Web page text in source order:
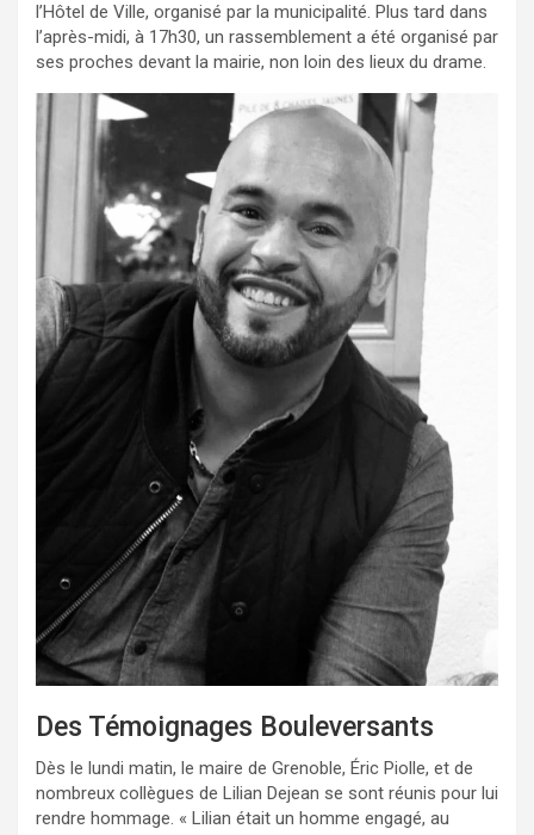
l’Hôtel de Ville, organisé par la municipalité. Plus tard dans
l’après-midi, à 17h30, un rassemblement a été organisé par
ses proches devant la mairie, non loin des lieux du drame.
Des Témoignages Bouleversants
Dès le lundi matin, le maire de Grenoble, Éric Piolle, et de
nombreux collègues de Lilian Dejean se sont réunis pour lui
rendre hommage. « Lilian était un homme engagé, au